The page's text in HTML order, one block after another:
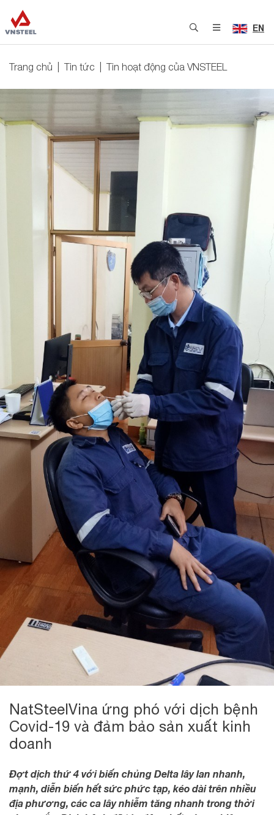
EN
Trang chủ Tin tức Tin hoạt động của VNSTEEL
NatSteelVina ứng phó với dịch bệnh
Covid-19 và đảm bảo sản xuất kinh
doanh
Đợt dịch thứ 4 với biến chủng Delta lây lan nhanh,
mạnh, diễn biến hết sức phức tạp, kéo dài trên nhiều
địa phương, các ca lây nhiễm tăng nhanh trong thời